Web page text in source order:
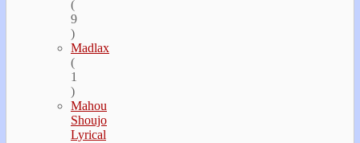
(
9
)
Madlax
(
1
)
Mahou
Shoujo
Lyrical